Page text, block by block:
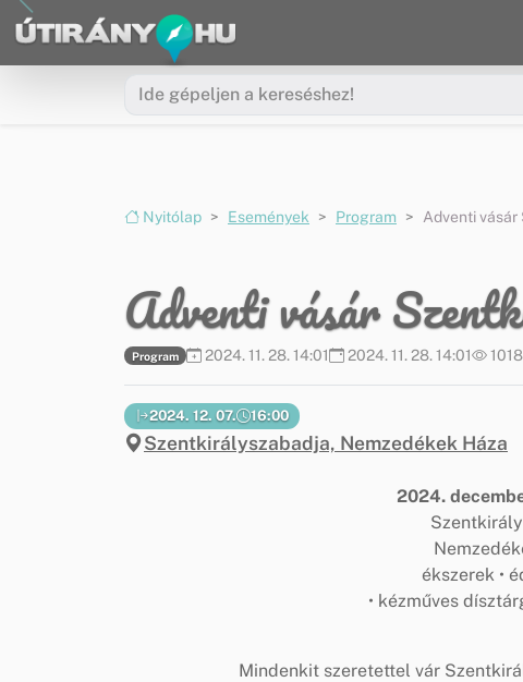
Ugrás a menüre
Ugrás a tartalomra
Nyitólap Események Program Adventi
Adventi vásár
Program 2024. 11. 28. 14:01 2024. 11. 28. 14:01 1018
2024. 12. 07. 16:00
Szentkirályszabadja, Nemzedékek Háza
2024.
ékszerek •
• kézműves
Mindenkit szeretettel vár